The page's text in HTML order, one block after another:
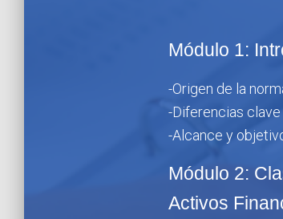
Módulo 1:
-Origen de la
-Diferencias clave
-Alcance y
Módulo 2:
Activos